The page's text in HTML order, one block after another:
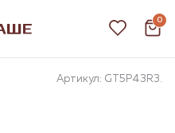
0
Артикул: GT5P43R3.